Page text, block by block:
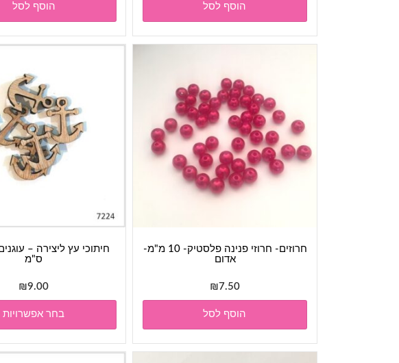
הוסף לסל הוסף לסל
ס"מ
₪9.00
בחר אפשרויות
חרוזים- חרוזי פנינה פלסטיק- 10 מ"מ-
אדום
₪7.50
הוסף לסל